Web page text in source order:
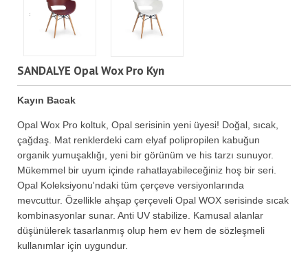
SANDALYE Opal Wox Pro Kyn
Kayın Bacak
Opal Wox Pro koltuk, Opal serisinin yeni üyesi! Doğal, sıcak,
çağdaş. Mat renklerdeki cam elyaf polipropilen kabuğun
organik yumuşaklığı, yeni bir görünüm ve his tarzı sunuyor.
Mükemmel bir uyum içinde rahatlayabileceğiniz hoş bir seri.
Opal Koleksiyonu'ndaki tüm çerçeve versiyonlarında
mevcuttur. Özellikle ahşap çerçeveli Opal WOX serisinde sıcak
kombinasyonlar sunar. Anti UV stabilize. Kamusal alanlar
düşünülerek tasarlanmış olup hem ev hem de sözleşmeli
kullanımlar için uygundur.